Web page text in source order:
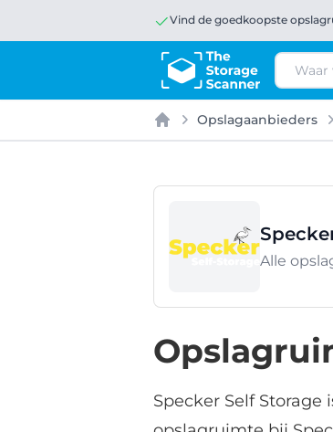
Vind de goedkoopste
Home
Opslagaanbieders
Alle
Specker Self